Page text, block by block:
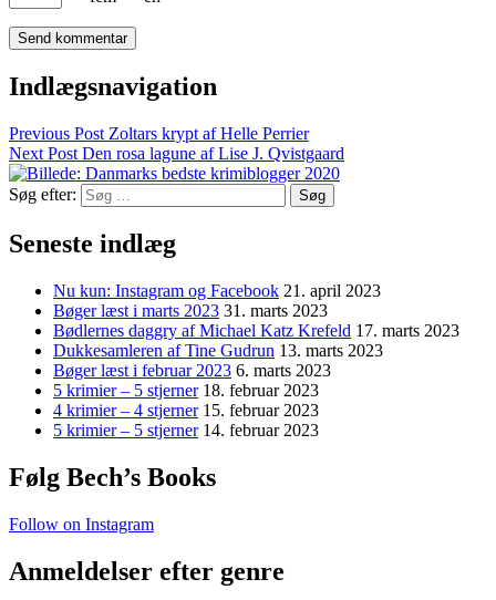
Indlægsnavigation
Previous Post Zoltars krypt af Helle Perrier
Next Post Den rosa lagune af Lise J. Qvistgaard
Søg efter:
Seneste indlæg
Nu kun: Instagram og Facebook 21. april 2023
Bøger læst i marts 2023 31. marts 2023
Bødlernes daggry af Michael Katz Krefeld 17. marts 2023
Dukkesamleren af Tine Gudrun 13. marts 2023
Bøger læst i februar 2023 6. marts 2023
5 krimier – 5 stjerner 18. februar 2023
4 krimier – 4 stjerner 15. februar 2023
5 krimier – 5 stjerner 14. februar 2023
Følg Bech’s Books
Follow on Instagram
Anmeldelser efter genre